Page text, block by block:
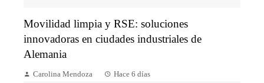
Movilidad limpia y RSE: soluciones
innovadoras en ciudades industriales de
Alemania
Carolina Mendoza Hace 6 días